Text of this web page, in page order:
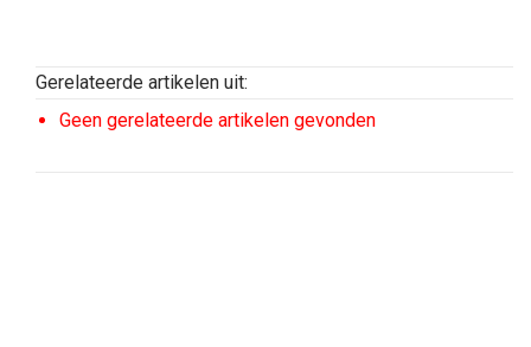
Gerelateerde artikelen uit:
Geen gerelateerde artikelen gevonden